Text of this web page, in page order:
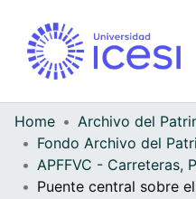
Home